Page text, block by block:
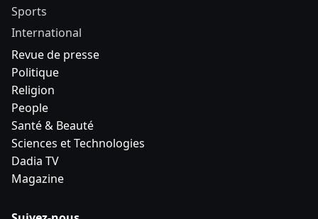
Sports
International
Revue de presse
Politique
Religion
People
Santé & Beauté
Sciences et Technologies
Dadia TV
Magazine